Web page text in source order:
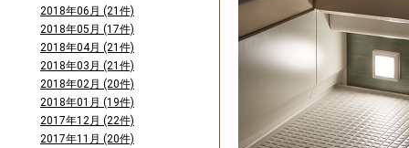
2018年06月 (21件)
2018年05月 (17件)
2018年04月 (21件)
2018年03月 (21件)
2018年02月 (20件)
2018年01月 (19件)
2017年12月 (22件)
2017年11月 (20件)